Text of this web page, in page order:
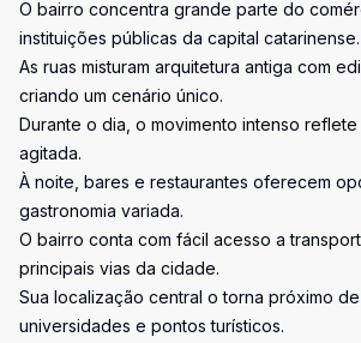
O bairro concentra grande parte do
instituições públicas da capital catarinense.
As ruas misturam arquitetura antiga com
criando um cenário único.
Durante o dia, o movimento intenso
agitada.
À noite, bares e restaurantes oferecem
gastronomia variada.
O bairro conta com fácil acesso a
principais vias da cidade.
Sua localização central o torna próximo de
universidades e pontos turísticos.